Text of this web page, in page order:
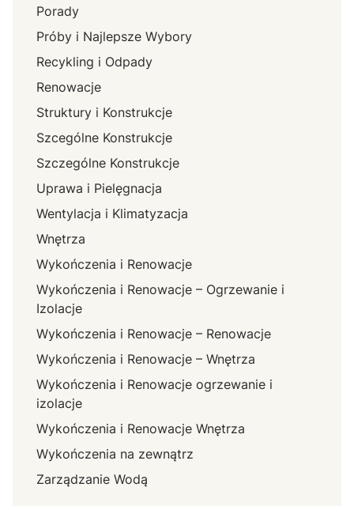
Porady
Próby i Najlepsze Wybory
Recykling i Odpady
Renowacje
Struktury i Konstrukcje
Szcególne Konstrukcje
Szczególne Konstrukcje
Uprawa i Pielęgnacja
Wentylacja i Klimatyzacja
Wnętrza
Wykończenia i Renowacje
Wykończenia i Renowacje – Ogrzewanie i
Izolacje
Wykończenia i Renowacje – Renowacje
Wykończenia i Renowacje – Wnętrza
Wykończenia i Renowacje ogrzewanie i
izolacje
Wykończenia i Renowacje Wnętrza
Wykończenia na zewnątrz
Zarządzanie Wodą